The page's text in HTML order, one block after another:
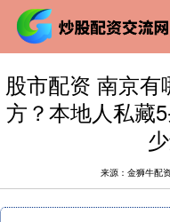
股市配资 南京
方？本地人私藏
来源：金狮牛配